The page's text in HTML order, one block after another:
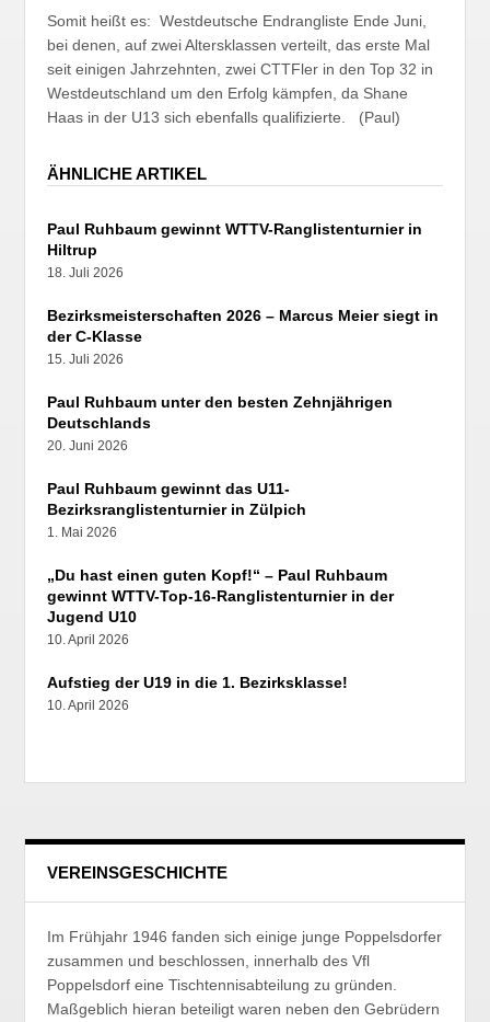
Somit heißt es: Westdeutsche Endrangliste Ende Juni,
bei denen, auf zwei Altersklassen verteilt, das erste Mal
seit einigen Jahrzehnten, zwei CTTFler in den Top 32 in
Westdeutschland um den Erfolg kämpfen, da Shane
Haas in der U13 sich ebenfalls qualifizierte. (Paul)
ÄHNLICHE ARTIKEL
Paul Ruhbaum gewinnt WTTV-Ranglistenturnier in
Hiltrup
18. Juli 2026
Bezirksmeisterschaften 2026 – Marcus Meier siegt in
der C-Klasse
15. Juli 2026
Paul Ruhbaum unter den besten Zehnjährigen
Deutschlands
20. Juni 2026
Paul Ruhbaum gewinnt das U11-
Bezirksranglistenturnier in Zülpich
1. Mai 2026
„Du hast einen guten Kopf!“ – Paul Ruhbaum
gewinnt WTTV-Top-16-Ranglistenturnier in der
Jugend U10
10. April 2026
Aufstieg der U19 in die 1. Bezirksklasse!
10. April 2026
VEREINSGESCHICHTE
Im Frühjahr 1946 fanden sich einige junge Poppelsdorfer
zusammen und beschlossen, innerhalb des Vfl
Poppelsdorf eine Tischtennisabteilung zu gründen.
Maßgeblich hieran beteiligt waren neben den Gebrüdern